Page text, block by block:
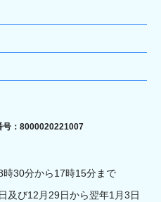
号：8000020221007
時30分から17時15分まで
及び12月29日から翌年1月3日